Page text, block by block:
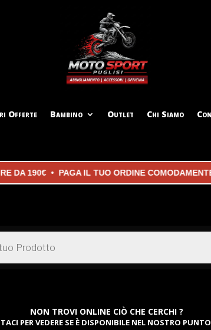
Offerte Bambino Outlet Chi Siamo
• PAGA IL TUO ORDINE COMODAMENTE
NON TROVI ONLINE CIÒ CHE CERCHI ?
PER VEDERE SE È DISPONIBILE NEL NOSTRO